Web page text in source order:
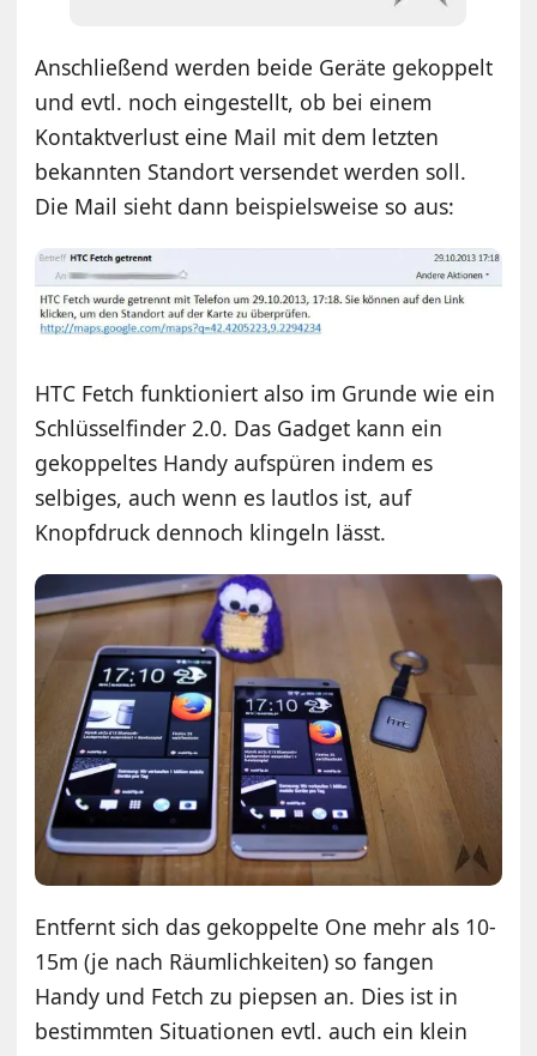
Anschließend werden beide Geräte gekoppelt
und evtl. noch eingestellt, ob bei einem
Kontaktverlust eine Mail mit dem letzten
bekannten Standort versendet werden soll.
Die Mail sieht dann beispielsweise so aus:
HTC Fetch funktioniert also im Grunde wie ein
Schlüsselfinder 2.0. Das Gadget kann ein
gekoppeltes Handy aufspüren indem es
selbiges, auch wenn es lautlos ist, auf
Knopfdruck dennoch klingeln lässt.
Entfernt sich das gekoppelte One mehr als 10-
15m (je nach Räumlichkeiten) so fangen
Handy und Fetch zu piepsen an. Dies ist in
bestimmten Situationen evtl. auch ein klein